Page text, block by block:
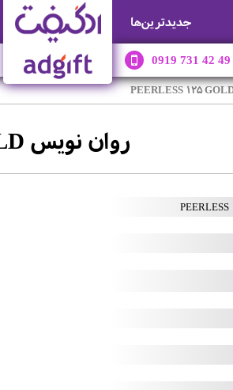
جديدترين‌ها
0919 731 42 49
روان نویس PEERLESS 125 GOLD